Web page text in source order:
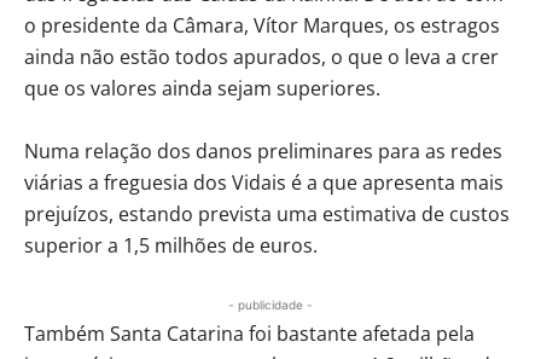
o presidente da Câmara, Vítor Marques, os estragos
ainda não estão todos apurados, o que o leva a crer
que os valores ainda sejam superiores.
Numa relação dos danos preliminares para as redes
viárias a freguesia dos Vidais é a que apresenta mais
prejuízos, estando prevista uma estimativa de custos
superior a 1,5 milhões de euros.
- publicidade -
Também Santa Catarina foi bastante afetada pela